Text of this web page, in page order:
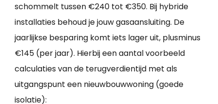
schommelt tussen €240 tot €350. Bij hybride
installaties behoud je jouw gasaansluiting. De
jaarlijkse besparing komt iets lager uit, plusminus
€145 (per jaar). Hierbij een aantal voorbeeld
calculaties van de terugverdientijd met als
uitgangspunt een nieuwbouwwoning (goede
isolatie):